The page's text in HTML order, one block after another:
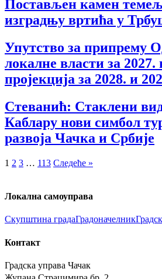
Постављен камен
изградњу вртића у
Упутство за припрему
локалне власти за 2027.
пројекција за 2028. и
Стеванић: Стаклени
Каблару нови симбол
развоја Чачка и Србије
1 2 3 … 113 Следеће »
Локална самоуправа
Скупштина градаГрадоначелник
Контакт
Градска управа Чачак